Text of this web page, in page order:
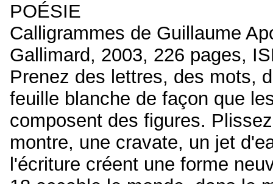
POÉSIE
Calligrammes de Guillaume
Gallimard, 2003, 226 pages,
Prenez des lettres, des mots,
feuille blanche de façon que
composent des figures.
montre, une cravate, un jet
l'écriture créent une forme